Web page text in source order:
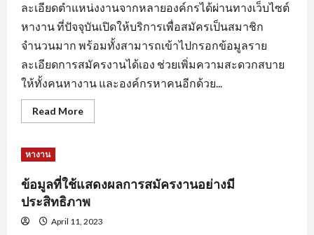
ละเอียดตำแหน่งงานจากหลายองค์กรได้ผ่านทางเว็บไซต์
หางาน ที่ปัจจุบันเปิดให้บริการเพื่อสมัครเป็นสมาชิก
จำนวนมาก พร้อมทั้งสามารถเข้าไปกรอกข้อมูลราย
ละเอียดการสมัครงานได้เอง ช่วยเพิ่มความสะดวกสบาย
ให้ทั้งคนหางาน และองค์กรหาคนอีกด้วย...
Read MoreRead
more
สมัคร
งาน
พร้อม
คำ
แนะนำ
ปรับ
หางาน
ข้อมูลที่ใช้แสดงผลการสมัครงานอย่างมี
ประสิทธิภาพ
April 11, 2023